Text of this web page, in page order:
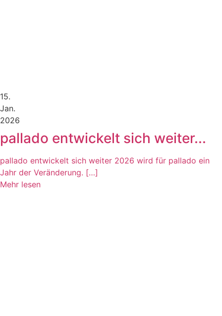
15.
Jan.
2026
pallado entwickelt sich weiter...
pallado entwickelt sich weiter 2026 wird für pallado ein
Jahr der Veränderung. […]
Mehr lesen